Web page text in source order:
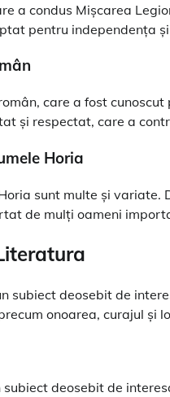
a condus Mișcarea
pentru independența
care a fost
și respectat, care a
Horia
sunt multe și
de mulți oameni
subiect deosebit de
onoarea, curajul și
deosebit de